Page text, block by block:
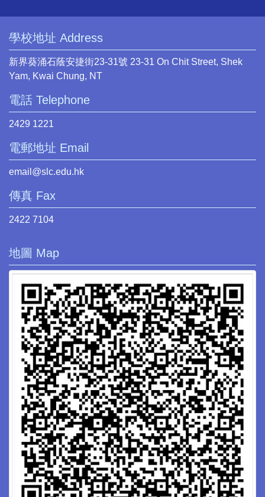
學校地址 Address
新界葵涌石蔭安捷街23-31號 23-31 On Chit Street, Shek
Yam, Kwai Chung, NT
電話 Telephone
2429 1221
電郵地址 Email
email@slc.edu.hk
傳真 Fax
2422 7104
地圖 Map